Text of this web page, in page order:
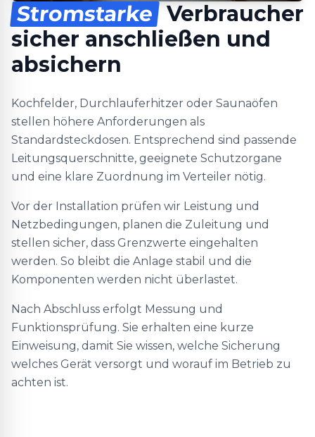
Stromstarke Verbraucher
sicher anschließen und
absichern
Kochfelder, Durchlauferhitzer oder Saunaöfen
stellen höhere Anforderungen als
Standardsteckdosen. Entsprechend sind passende
Leitungsquerschnitte, geeignete Schutzorgane
und eine klare Zuordnung im Verteiler nötig.
Vor der Installation prüfen wir Leistung und
Netzbedingungen, planen die Zuleitung und
stellen sicher, dass Grenzwerte eingehalten
werden. So bleibt die Anlage stabil und die
Komponenten werden nicht überlastet.
Nach Abschluss erfolgt Messung und
Funktionsprüfung. Sie erhalten eine kurze
Einweisung, damit Sie wissen, welche Sicherung
welches Gerät versorgt und worauf im Betrieb zu
achten ist.